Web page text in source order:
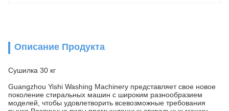
Описание Продукта
Сушилка 30 кг
Guangzhou Yishi Washing Machinery представляет свое новое
поколение стиральных машин с широким разнообразием
моделей, чтобы удовлетворить всевозможные требования